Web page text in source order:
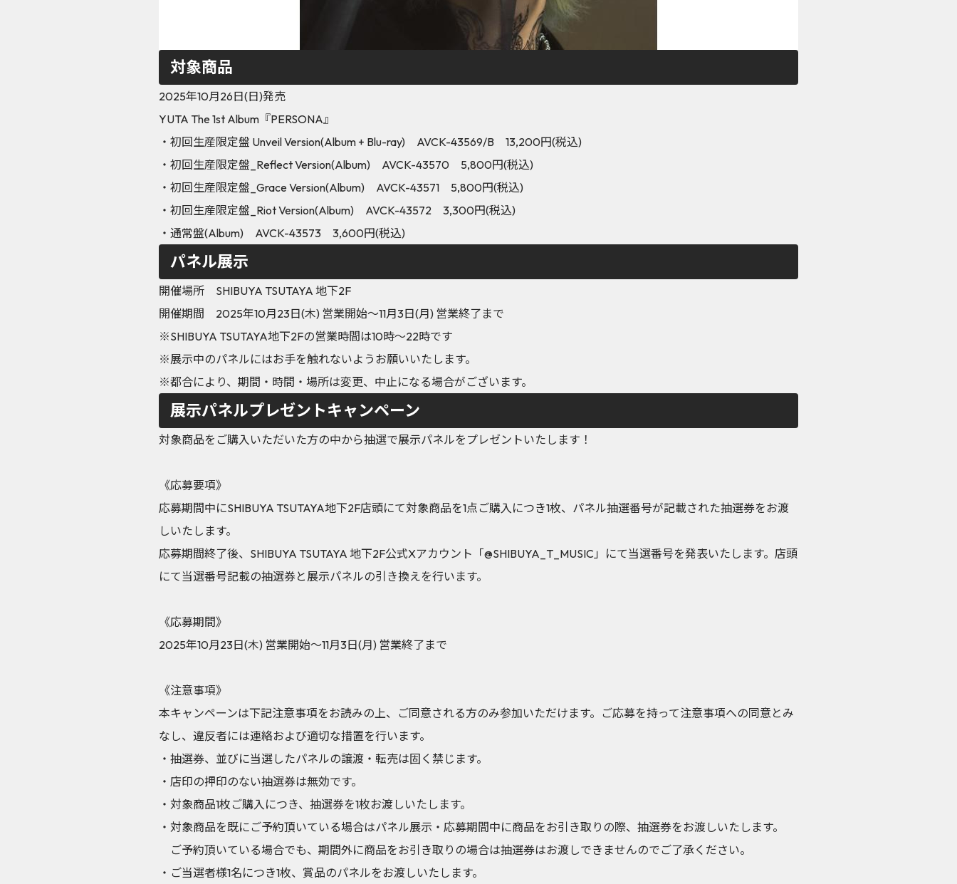
対象商品
2025年10月26日(日)発売
YUTA The 1st Album『PERSONA』
・初回生産限定盤 Unveil Version(Album + Blu-ray) AVCK-43569/B 13,200円(税込)
・初回生産限定盤_Reflect Version(Album) AVCK-43570 5,800円(税込)
・初回生産限定盤_Grace Version(Album) AVCK-43571 5,800円(税込)
・初回生産限定盤_Riot Version(Album) AVCK-43572 3,300円(税込)
・通常盤(Album) AVCK-43573 3,600円(税込)
パネル展示
開催場所 SHIBUYA TSUTAYA 地下2F
開催期間 2025年10月23日(木) 営業開始～11月3日(月) 営業終了まで
※SHIBUYA TSUTAYA地下2Fの営業時間は10時～22時です
※展示中のパネルにはお手を触れないようお願いいたします。
※都合により、期間・時間・場所は変更、中止になる場合がございます。
展示パネルプレゼントキャンペーン
対象商品をご購入いただいた方の中から抽選で展示パネルをプレゼントいたします！
《応募要項》
応募期間中にSHIBUYA TSUTAYA地下2F店頭にて対象商品を1点ご購入につき1枚、パネル抽選番号が記載された抽選券をお渡
しいたします。
応募期間終了後、SHIBUYA TSUTAYA 地下2F公式Xアカウント「@SHIBUYA_T_MUSIC」にて当選番号を発表いたします。店頭
にて当選番号記載の抽選券と展示パネルの引き換えを行います。
《応募期間》
2025年10月23日(木) 営業開始～11月3日(月) 営業終了まで
《注意事項》
本キャンペーンは下記注意事項をお読みの上、ご同意される方のみ参加いただけます。ご応募を持って注意事項への同意とみ
なし、違反者には連絡および適切な措置を行います。
・抽選券、並びに当選したパネルの譲渡・転売は固く禁じます。
・店印の押印のない抽選券は無効です。
・対象商品1枚ご購入につき、抽選券を1枚お渡しいたします。
・対象商品を既にご予約頂いている場合はパネル展示・応募期間中に商品をお引き取りの際、抽選券をお渡しいたします。
ご予約頂いている場合でも、期間外に商品をお引き取りの場合は抽選券はお渡しできませんのでご了承ください。
・ご当選者様1名につき1枚、賞品のパネルをお渡しいたします。